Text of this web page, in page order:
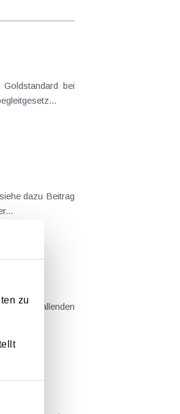
zu
dazu Beitrag
der...